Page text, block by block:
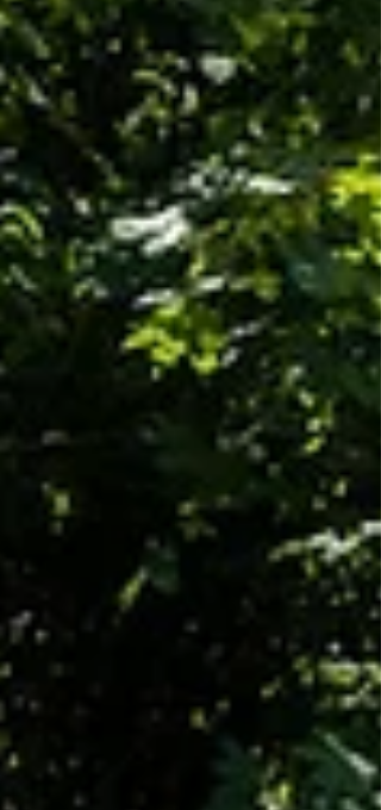
gesurft seid. Wir erinnern mit Farben an Deine
Lieben, die gestorben sind. Komm und such dir
ein Band aus, in der Farb